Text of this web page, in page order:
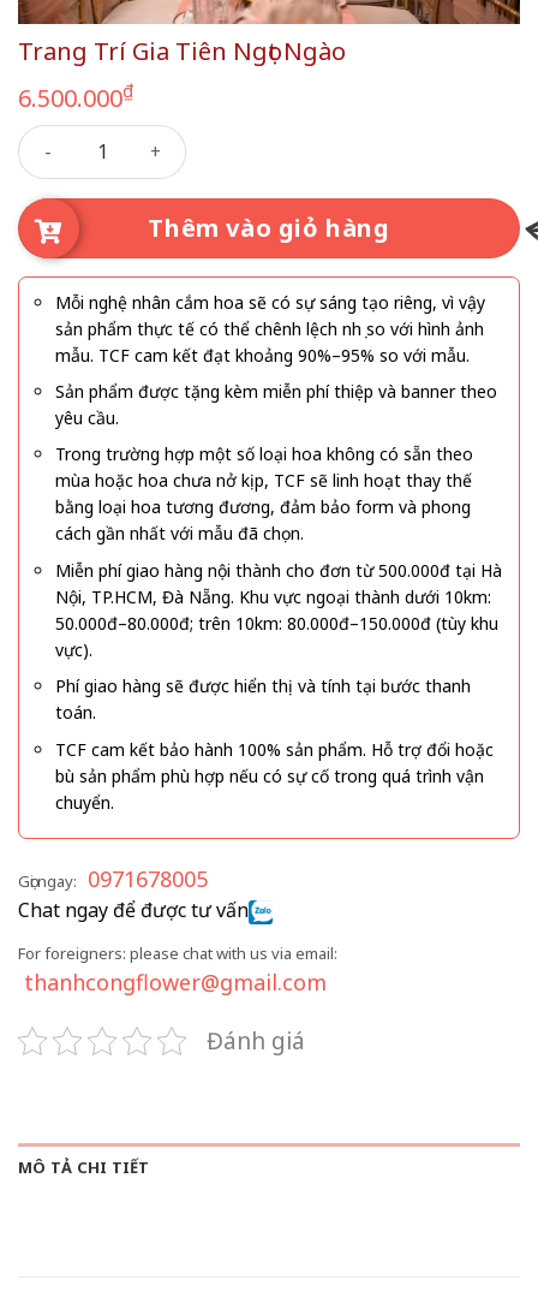
Trang Trí Gia Tiên Ngọt Ngào
6.500.000₫
Trang Trí Gia Tiên Ngọt Ngào số lượng
Thêm vào giỏ hàng
Mỗi nghệ nhân cắm hoa sẽ có sự sáng tạo riêng, vì vậy
sản phẩm thực tế có thể chênh lệch nhẹ so với hình ảnh
mẫu. TCF cam kết đạt khoảng 90%–95% so với mẫu.
Sản phẩm được tặng kèm miễn phí thiệp và banner theo
yêu cầu.
Trong trường hợp một số loại hoa không có sẵn theo
mùa hoặc hoa chưa nở kịp, TCF sẽ linh hoạt thay thế
bằng loại hoa tương đương, đảm bảo form và phong
cách gần nhất với mẫu đã chọn.
Miễn phí giao hàng nội thành cho đơn từ 500.000đ tại Hà
Nội, TP.HCM, Đà Nẵng. Khu vực ngoại thành dưới 10km:
50.000đ–80.000đ; trên 10km: 80.000đ–150.000đ (tùy khu
vực).
Phí giao hàng sẽ được hiển thị và tính tại bước thanh
toán.
TCF cam kết bảo hành 100% sản phẩm. Hỗ trợ đổi hoặc
bù sản phẩm phù hợp nếu có sự cố trong quá trình vận
chuyển.
Gọi ngay: 0971678005
Chat ngay để được tư vấn
For foreigners: please chat with us via email:
thanhcongflower@gmail.com
Đánh giá
MÔ TẢ CHI TIẾT